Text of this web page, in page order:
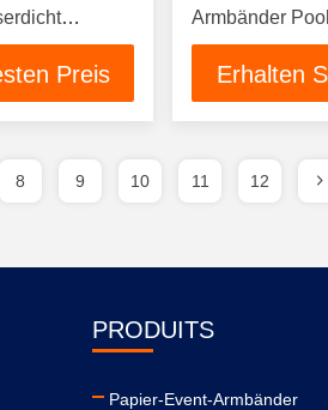
Preis
Armbänder
Vollfarbdruck
Armband
Erhalten
8 9 10 11 12
PRODUITS
Papier-Event-Armbänder